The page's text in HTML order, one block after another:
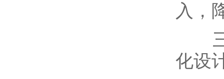
入，
三
化设